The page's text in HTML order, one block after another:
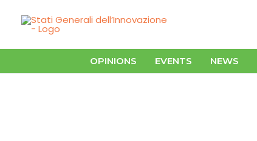
OPINIONS EVENTS NEWS